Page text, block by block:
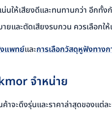
นให้เสียงดีและทนทานกว่า อีกทั้
และตัดเสียงรบกวน ควรเลือกให้
แพทย์และการเลือกวัสดุหูฟังทาง
จำหน่าย
จะดึงรุ่นและราคาล่าสุดของแต่